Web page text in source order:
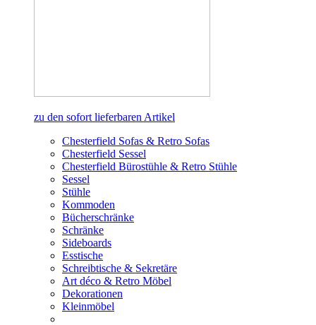
zu den sofort lieferbaren Artikel
Chesterfield Sofas & Retro Sofas
Chesterfield Sessel
Chesterfield Bürostühle & Retro Stühle
Sessel
Stühle
Kommoden
Bücherschränke
Schränke
Sideboards
Esstische
Schreibtische & Sekretäre
Art déco & Retro Möbel
Dekorationen
Kleinmöbel